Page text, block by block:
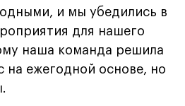
и мы убедились в
для нашего
наша команда решила
на ежегодной основе, но